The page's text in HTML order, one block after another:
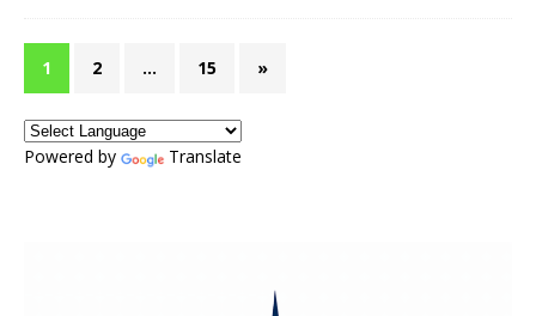
1 2 … 15 »
Powered by Translate